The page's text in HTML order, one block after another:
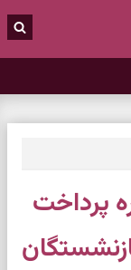
پرداخت